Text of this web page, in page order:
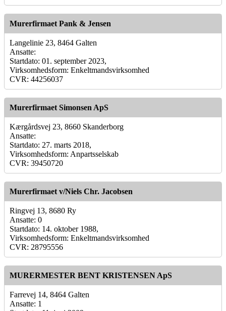
Murerfirmaet Pank & Jensen
Langelinie 23, 8464 Galten
Ansatte:
Startdato: 01. september 2023,
Virksomhedsform: Enkeltmandsvirksomhed
CVR: 44256037
Murerfirmaet Simonsen ApS
Kærgårdsvej 23, 8660 Skanderborg
Ansatte:
Startdato: 27. marts 2018,
Virksomhedsform: Anpartsselskab
CVR: 39450720
Murerfirmaet v/Niels Chr. Jacobsen
Ringvej 13, 8680 Ry
Ansatte: 0
Startdato: 14. oktober 1988,
Virksomhedsform: Enkeltmandsvirksomhed
CVR: 28795556
MURERMESTER BENT KRISTENSEN ApS
Farrevej 14, 8464 Galten
Ansatte: 1